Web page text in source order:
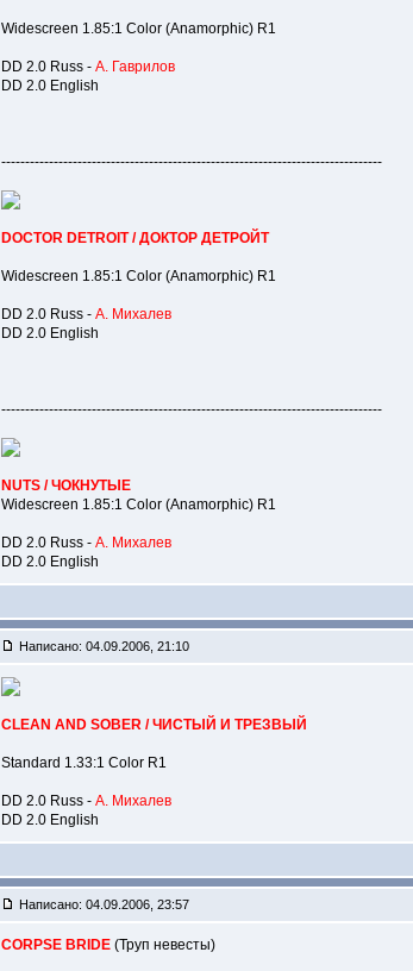
Widescreen 1.85:1 Color (Anamorphic) R1
DD 2.0 Russ - А. Гаврилов
DD 2.0 English
--------------------------------------------------------------------------------
DOCTOR DETROIT / ДОКТОР ДЕТРОЙТ
Widescreen 1.85:1 Color (Anamorphic) R1
DD 2.0 Russ - А. Михалев
DD 2.0 English
--------------------------------------------------------------------------------
NUTS / ЧОКНУТЫЕ
Widescreen 1.85:1 Color (Anamorphic) R1
DD 2.0 Russ - А. Михалев
DD 2.0 English
Написано: 04.09.2006, 21:10
CLEAN AND SOBER / ЧИСТЫЙ И ТРЕЗВЫЙ
Standard 1.33:1 Color R1
DD 2.0 Russ - А. Михалев
DD 2.0 English
Написано: 04.09.2006, 23:57
CORPSE BRIDE (Труп невесты)